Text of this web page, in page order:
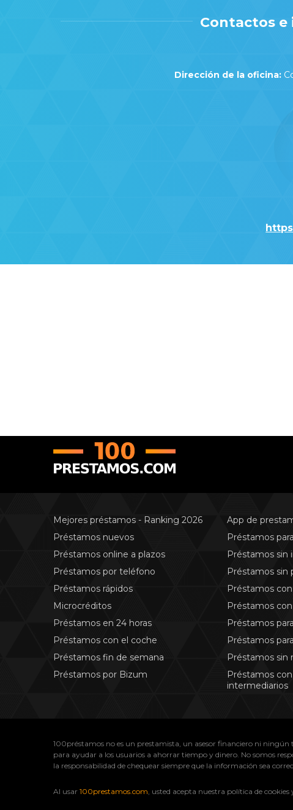
Contactos e
Dirección de la oficina:
Mejores préstamos - Ranking 2026
Préstamos nuevos
Préstamos online a plazos
Préstamos por teléfono
Préstamos rápidos
Microcréditos
Préstamos en 24 horas
Préstamos con el coche
Préstamos fin de semana
Préstamos por Bizum
App de
Préstamos
Préstamos sin
Préstamos sin
Préstamos
Préstamos
Préstamos
Préstamos
Préstamos sin
Préstamos
intermediarios
100préstamos no es un prestamista, un asesor financiero ni
para ayudar a los usuarios a ahorrar tiempo y dinero. No somos
la responsabilidad de chequear siempre que la información sea
Al usar 100prestamos.com , usted acepta nuestra política de